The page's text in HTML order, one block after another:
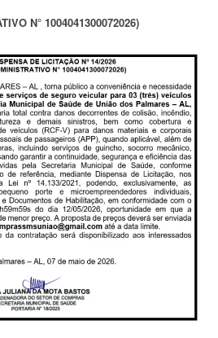
N° 1004041300072026)